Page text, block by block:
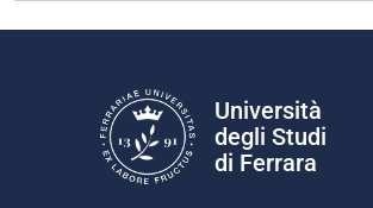
Università
degli Studi
di Ferrara